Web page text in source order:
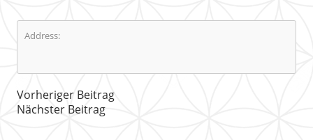
Address:
Vorheriger Beitrag
Nächster Beitrag